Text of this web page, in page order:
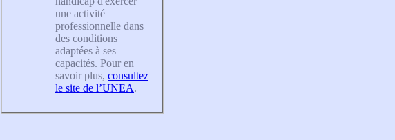
une activité
professionnelle dans
des conditions
adaptées à ses
capacités. Pour en
savoir plus, consultez
le site de l’UNEA.